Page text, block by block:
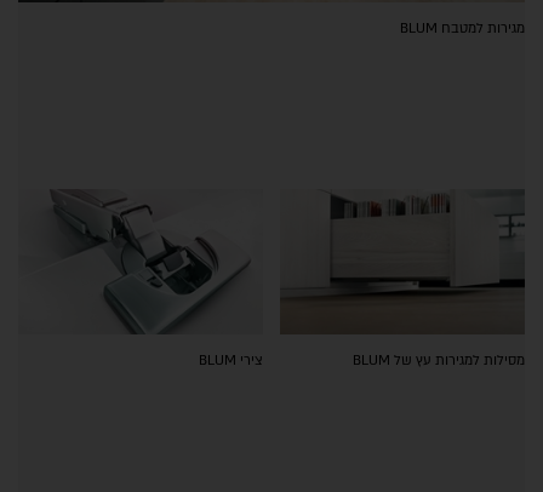
מגירות למטבח BLUM
מסילות למגירות עץ של BLUM צירי BLUM